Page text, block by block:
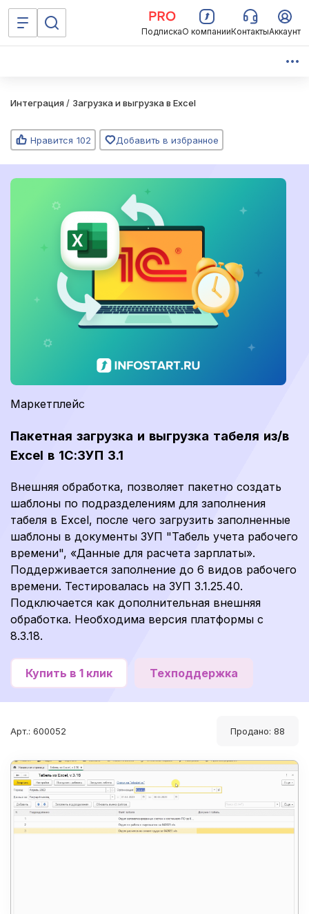
ПодпискаО компанииКонтактыАккаунт
Интеграция / Загрузка и выгрузка в Excel
Нравится 102 Добавить в избранное
Маркетплейс
Пакетная загрузка и выгрузка табеля из/в
Excel в 1С:ЗУП 3.1
Внешняя обработка, позволяет пакетно создать
шаблоны по подразделениям для заполнения
табеля в Excel, после чего загрузить заполненные
шаблоны в документы ЗУП "Табель учета рабочего
времени", «Данные для расчета зарплаты».
Поддерживается заполнение до 6 видов рабочего
времени. Тестировалась на ЗУП 3.1.25.40.
Подключается как дополнительная внешняя
обработка. Необходима версия платформы с
8.3.18.
Купить в 1 клик Техподдержка
Арт.: 600052 Продано: 88